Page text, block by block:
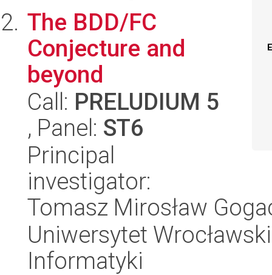
The BDD/FC
Conjecture and
beyond
Call: PRELUDIUM 5
, Panel: ST6
Principal
investigator:
Tomasz Mirosław
Uniwersytet
Informatyki